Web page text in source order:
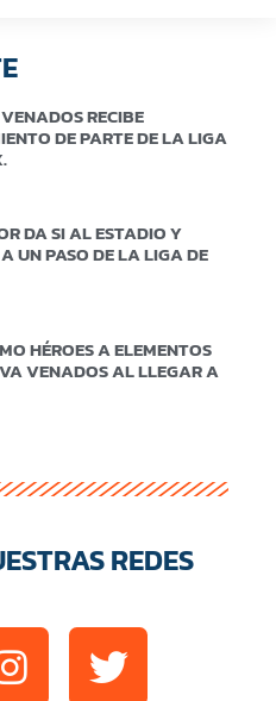
RECIBE
DE PARTE DE LA LIGA
DA SI AL ESTADIO Y
UN PASO DE LA LIGA DE
HÉROES A ELEMENTOS
VENADOS AL LLEGAR A
REDES